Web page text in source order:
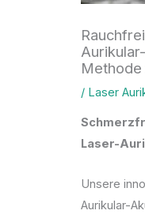
Methode
/ Laser
Laser-
Unsere
Aurikular-